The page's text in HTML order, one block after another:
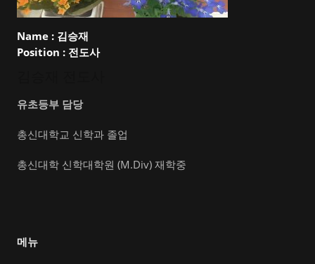
Name : 김승재
Position : 전도사
유초등부 담당
총신대학교 신학과 졸업
총신대학 신학대학원 (M.Div) 재학중
메뉴